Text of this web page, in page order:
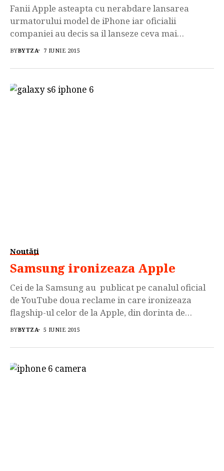
Fanii Apple asteapta cu nerabdare lansarea
urmatorului model de iPhone iar oficialii
companiei au decis sa il lanseze ceva mai
devreme decat se anuntase initial pe surse.
Apple va fi lansat in data de 9 septembrie 2015 iar
din data de 18 septembrie va putea fi pre-
comandat, urmand ca fanii sa […]
BYBYTZA 7 IUNIE 2015
Noutăți
Samsung ironizeaza Apple
Cei de la Samsung au publicat pe canalul oficial
de YouTube doua reclame in care ironizeaza
flagship-ul celor de la Apple, din dorinta de
a demonstra faptul ca Galaxy S6 Edge este net
recurge la aceste tertipuri, dat fiind faptul ca inca
de la marea lansare a celebrului Galaxy S6,
oficialii Samsung […]
BYBYTZA 5 IUNIE 2015